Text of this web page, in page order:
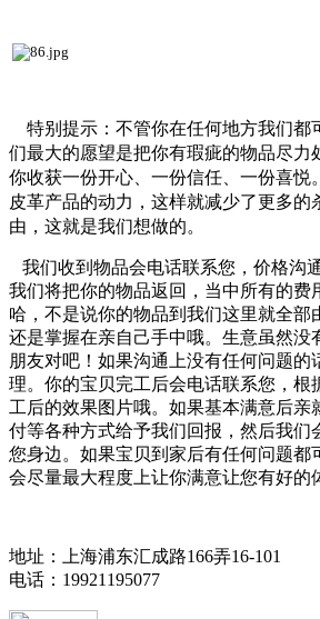
特别提示：不管你在任何地方我们都
们最大的愿望是把你有瑕疵的物品尽力
你收获一份开心、一份信任、一份喜悦
皮革产品的动力，这样就减少了更多的
由，这就是我们想做的。
我们收到物品会电话联系您，价格沟
我们将把你的物品返回，当中所有的费
哈，不是说你的物品到我们这里就全部
还是掌握在亲自己手中哦。生意虽然没
朋友对吧！如果沟通上没有任何问题的
理。你的宝贝完工后会电话联系您，根
工后的效果图片哦。如果基本满意后亲
付等各种方式给予我们回报，然后我们
您身边。如果宝贝到家后有任何问题都
会尽量最大程度上让你满意让您有好的
地址：上海浦东汇成路166弄16-101
电话：19921195077